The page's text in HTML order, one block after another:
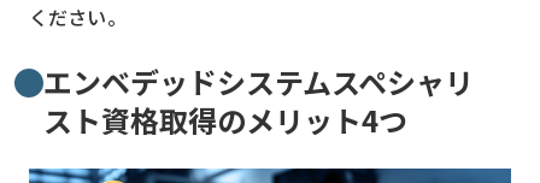
ください。
エンベデッドシステムスペシャリ
スト資格取得のメリット4つ